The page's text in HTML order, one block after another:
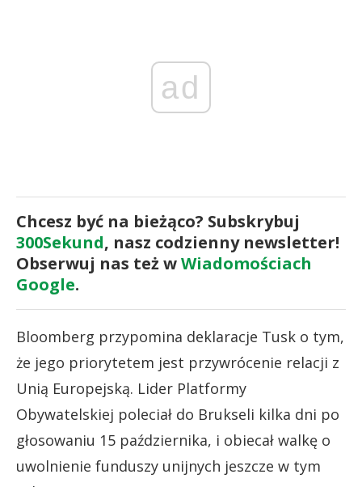
ad
Chcesz być na bieżąco? Subskrybuj
300Sekund, nasz codzienny newsletter!
Obserwuj nas też wWiadomościach
Google.
Bloomberg przypomina deklaracje Tusk o tym,
że jego priorytetem jest przywrócenie relacji z
Unią Europejską. Lider Platformy
Obywatelskiej poleciał do Brukseli kilka dni po
głosowaniu 15 października, i obiecał walkę o
uwolnienie funduszy unijnych jeszcze w tym